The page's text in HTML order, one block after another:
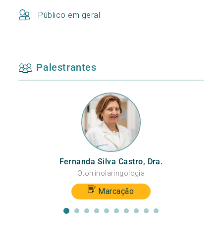
Público em geral
Palestrantes
Fernanda Silva Castro, Dra.
Otorrinolaringologia
Marcação